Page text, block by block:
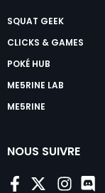
SQUAT GEEK
CLICKS & GAMES
POKÉ HUB
ME5RINE LAB
ME5RINE
NOUS SUIVRE